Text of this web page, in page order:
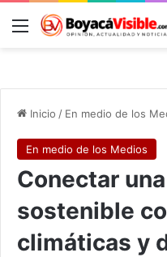
Menú
Inicio / En medio de los
En medio de los Medios
Conectar
sostenible
climáticas y